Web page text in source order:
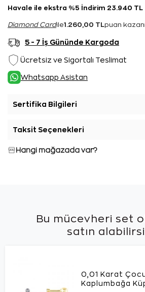
Havale ile ekstra %5 İndirim 23.940 TL
Diamond Cardile1.260,00 TL puan
5 - 7 İş Gününde Kargoda
Ücretsiz ve Sigortalı Teslimat
Whatsapp Asistan
Sertifika Bilgileri
Taksit Seçenekleri
Hangi mağazada var?
Bu mücevheri set
satın
0,01 Karat
Kaplumbağa